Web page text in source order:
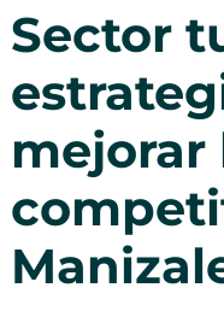
Sector
mejorar